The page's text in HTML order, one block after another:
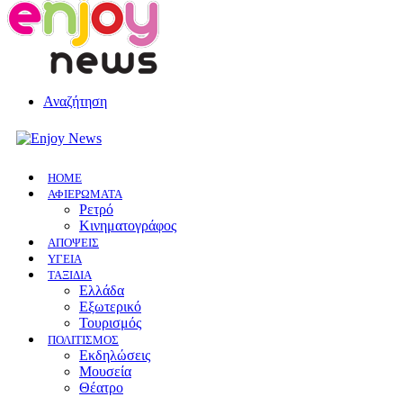
Αναζήτηση
HOME
ΑΦΙΕΡΩΜΑΤΑ
Ρετρό
Κινηματογράφος
ΑΠΟΨΕΙΣ
ΥΓΕΙΑ
ΤΑΞΙΔΙΑ
Ελλάδα
Εξωτερικό
Τουρισμός
ΠΟΛΙΤΙΣΜΟΣ
Eκδηλώσεις
Mουσεία
Θέατρο